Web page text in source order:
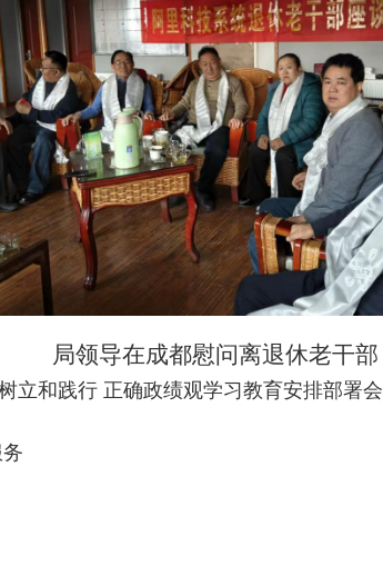
局领导在成都慰问离退休老干部
立和践行 正确政绩观学习教育安排部署会